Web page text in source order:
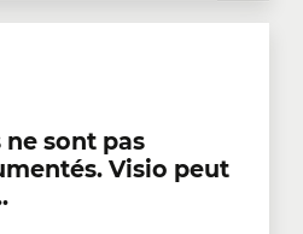
ne sont pas
Visio peut